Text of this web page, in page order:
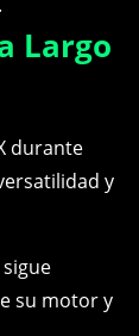
Largo
durante
y
su motor y